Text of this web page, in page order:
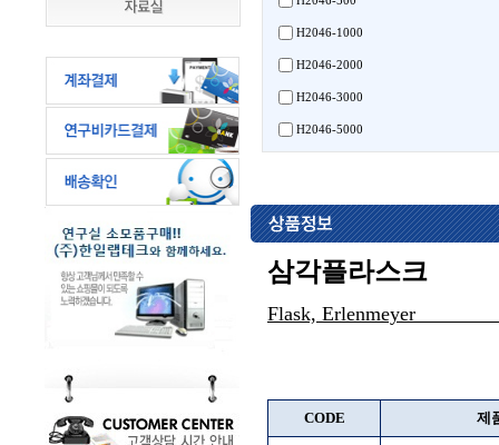
H2046-1000
H2046-2000
H2046-3000
H2046-5000
삼각플라스크
Flask,
CODE 제